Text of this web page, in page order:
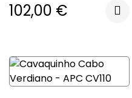
102,00 €